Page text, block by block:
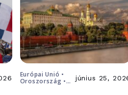
Európai Unió •
Oroszország •
június 25,